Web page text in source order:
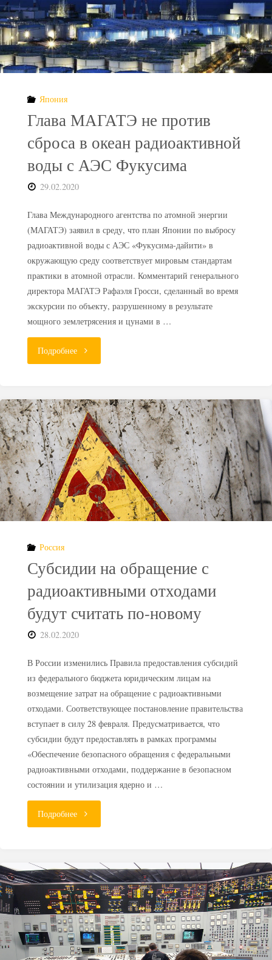
Япония
Глава МАГАТЭ не против
сброса в океан радиоактивной
воды с АЭС Фукусима
29.02.2020
Глава Международного агентства по атомной энергии
(МАГАТЭ) заявил в среду, что план Японии по выбросу
радиоактивной воды с АЭС «Фукусима-дайити» в
окружающую среду соответствует мировым стандартам
практики в атомной отрасли. Комментарий генерального
директора МАГАТЭ Рафаэля Гросси, сделанный во время
экскурсии по объекту, разрушенному в результате
мощного землетрясения и цунами в …
Подробнее"Глава
не
против
сброса
в
океан
АЭС
Фукусима"
Россия
Субсидии на обращение с
радиоактивными отходами
будут считать по-новому
28.02.2020
В России изменились Правила предоставления субсидий
из федерального бюджета юридическим лицам на
возмещение затрат на обращение с радиоактивными
отходами. Соответствующее постановление правительства
вступает в силу 28 февраля. Предусматривается, что
субсидии будут предоставлять в рамках программы
«Обеспечение безопасного обращения с федеральными
радиоактивными отходами, поддержание в безопасном
состоянии и утилизация ядерно и …
Подробнее"Субсидии
обращение
с
радиоактивными
отходами